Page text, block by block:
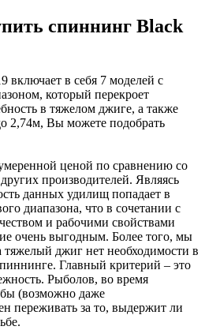
спиннинг Black
включает в себя 7 моделей с
который перекроет
в тяжелом джиге, а также
2,74м, Вы можете подобрать
ценой по сравнению со
производителей. Являясь
данных удилищ попадает в
диапазона, что в сочетании с
и рабочими свойствами
очень выгодным. Более того, мы
джиг нет необходимости в
Главный критерий – это
Рыболов, во время
(возможно даже
переживать за то, выдержит ли